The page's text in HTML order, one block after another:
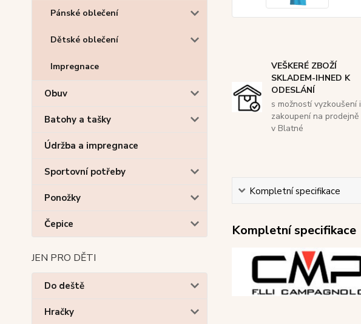
Pánské oblečení
Dětské oblečení
Impregnace
Obuv
Batohy a tašky
Údržba a impregnace
Sportovní potřeby
Ponožky
Čepice
JEN PRO DĚTI
Do deště
Hračky
VEŠKERÉ ZBOŽÍ
SKLADEM-IHNED K
ODESLÁNÍ
s možností vyzkoušení i
zakoupení na prodejně
v Blatné
Kompletní specifikace
Kompletní specifikace